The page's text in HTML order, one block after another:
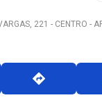
221 - CENTRO -